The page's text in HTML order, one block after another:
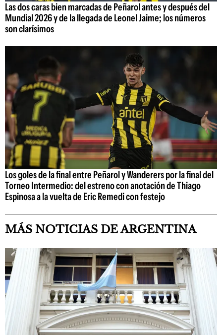
Las dos caras bien marcadas de Peñarol antes y después del
Mundial 2026 y de la llegada de Leonel Jaime; los números
son clarísimos
Los goles de la final entre Peñarol y Wanderers por la final del
Torneo Intermedio: del estreno con anotación de Thiago
Espinosa a la vuelta de Eric Remedi con festejo
MÁS NOTICIAS DE ARGENTINA